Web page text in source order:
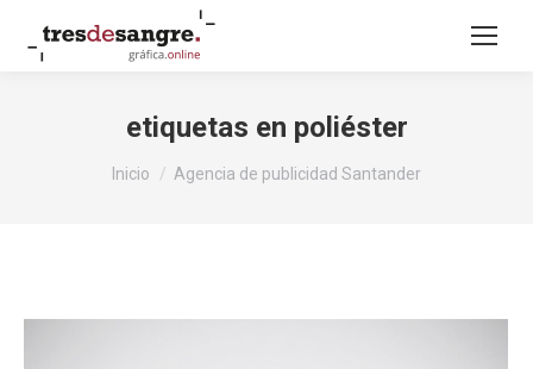
etiquetas en poliéster
Inicio Agencia de publicidad Santander